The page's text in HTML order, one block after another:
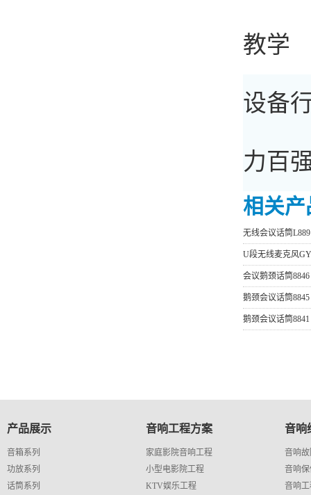
教学
设备
力百
相关产
无线会议话筒L889
U段无线麦克风
会议鹅颈话筒8846
鹅颈会议话筒8845
鹅颈会议话筒8841
产品展示
音箱系列
功放系列
话筒系列
音响工程方案
家庭影院音响工程
小型电影院工程
KTV娱乐工程
音响
音响
音响
音响